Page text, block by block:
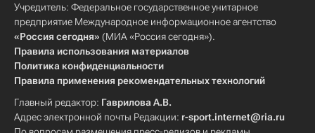
Учредитель: Федеральное государственное унитарное
предприятие Международное информационное агентство
«Россия сегодня» (МИА «Россия сегодня»).
Правила использования материалов
Политика конфиденциальности
Правила применения рекомендательных технологий
Главный редактор: Гаврилова А.В.
Адрес электронной почты Редакции: r-sport.internet@ria.ru